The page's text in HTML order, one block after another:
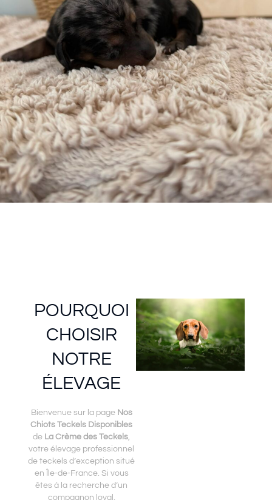
POURQUOI
CHOISIR
NOTRE
ÉLEVAGE
Bienvenue sur la page Nos
Chiots Teckels Disponibles
de La Crème des Teckels
votre élevage professionnel
de teckels d’exception situé
en Île-de-France. Si vous
êtes à la recherche d’un
compagnon loyal,